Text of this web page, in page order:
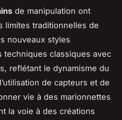
de manipulation ont
limites traditionnelles de
nouveaux styles
techniques classiques avec
reflétant le dynamisme du
de capteurs et de
vie à des marionnettes
la voie à des créations